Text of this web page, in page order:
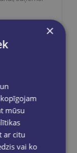
×
mūsu
ar citu
vai ko